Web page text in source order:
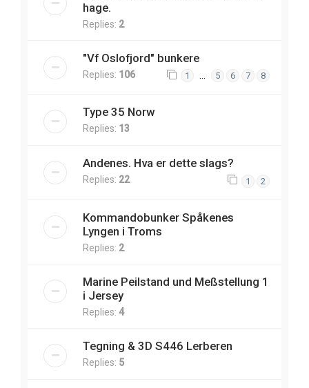
hage.
Replies: 2
"Vf Oslofjord" bunkere
Replies: 106 1 … 5 6 7 8
Type 35 Norw
Replies: 13
Andenes. Hva er dette slags?
Replies: 22 1 2
Kommandobunker Spåkenes
Lyngen i Troms
Replies: 2
Marine Peilstand und Meßstellung 1
i Jersey
Replies: 4
Tegning & 3D S446 Lerberen
Replies: 5